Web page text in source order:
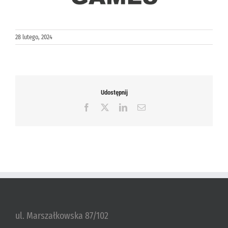
28 lutego, 2024
Udostępnij
Facebook LinkedInEmail
ul. Marszałkowska 87/102